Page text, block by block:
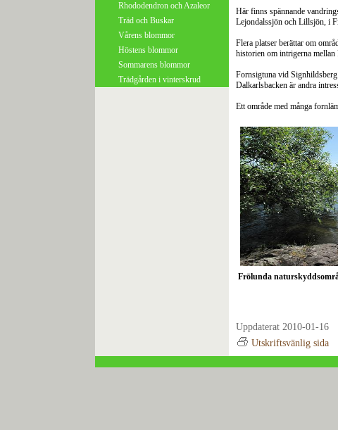
Rhododendron och Azaleor
Träd och Buskar
Vårens blommor
Höstens blommor
Sommarens blommor
Trädgården i vinterskrud
Här finns spännande
Lejondalssjön och Lillsjön, i
Flera platser berättar om
historien om intrigerna
Fornsigtuna vid Signhildsberg
Dalkarlsbacken är andra
Ett område med många
Frölunda
Uppdaterat 2010-01-16
Utskriftsvänlig sida